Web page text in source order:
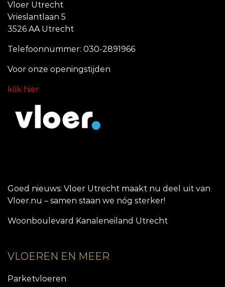
Vloer Utrecht
Vrieslantlaan 5
3526 AA Utrecht
Telefoonnummer: 030-2891966
Voor onze openingstijden
klik hier
Goed nieuws: Vloer Utrecht maakt nu deel uit van
Vloer.nu – samen staan we nóg sterker!
Woonboulevard Kanaleneiland Utrecht
VLOEREN EN MEER
Parketvloeren